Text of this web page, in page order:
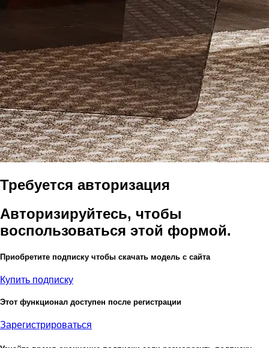
Требуется авторизация
Авторизируйтесь, чтобы
воспользоваться этой формой.
Приобретите подписку чтобы скачать модель с сайта
Купить подписку
Этот функционал доступен после регистрации
Зарегистрироваться